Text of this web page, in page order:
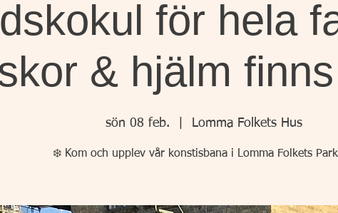
för hela
& hjälm
sön 08 feb. Lomma Folkets Hus
❄️ Kom och upplev vår konstisbana i Lomma Folkets